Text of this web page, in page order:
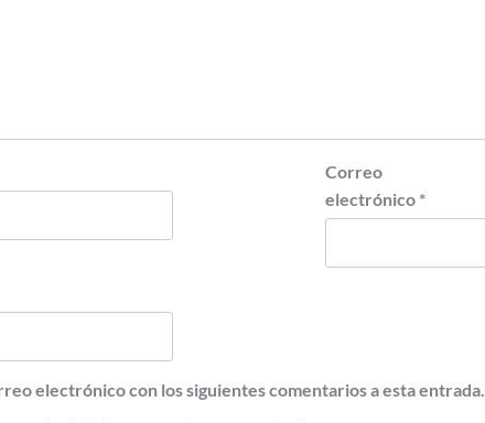
Correo
electrónico *
electrónico con los siguientes comentarios a esta entrada.